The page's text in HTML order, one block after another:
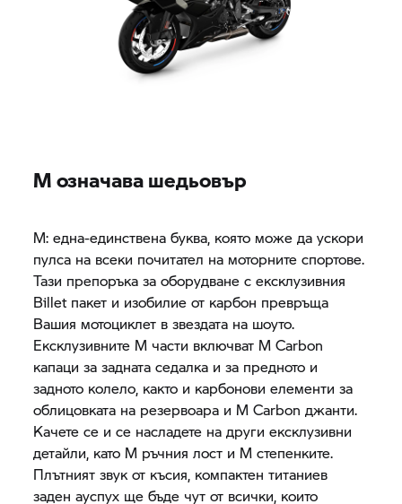
M означава шедьовър
M: една-единствена буква, която може да ускори
пулса на всеки почитател на моторните спортове.
Тази препоръка за оборудване с ексклузивния
Billet пакет и изобилие от карбон превръща
Вашия мотоциклет в звездата на шоуто.
Ексклузивните M части включват M Carbon
капаци за задната седалка и за предното и
задното колело, както и карбонови елементи за
облицовката на резервоара и M Carbon джанти.
Качете се и се насладете на други ексклузивни
детайли, като M ръчния лост и M степенките.
Плътният звук от късия, компактен титаниев
заден ауспух ще бъде чут от всички, които